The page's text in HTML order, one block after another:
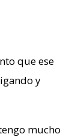
que ese
y
mucho